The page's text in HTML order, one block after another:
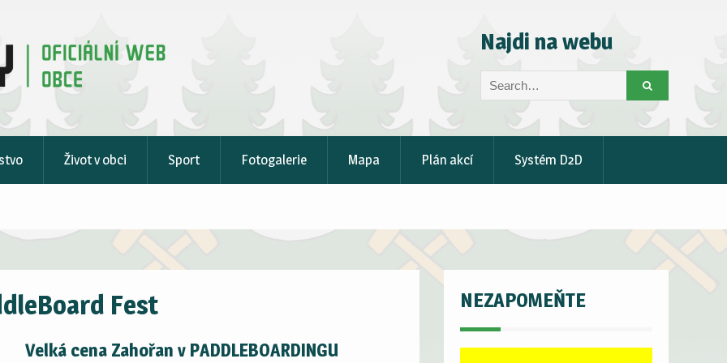
Najdi na webu
Search
for:
Život v obci Sport Fotogalerie Mapa Plán akcí Systém D2D
Fest
Velká cena Zahořan v PADDLEBOARDINGU
NEZAPOMEŇTE